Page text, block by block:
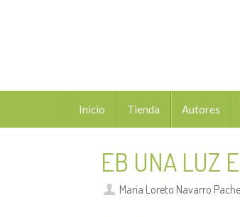
contenido
Inicio Tienda Autores
EB UNA LUZ
María Loreto Navarro